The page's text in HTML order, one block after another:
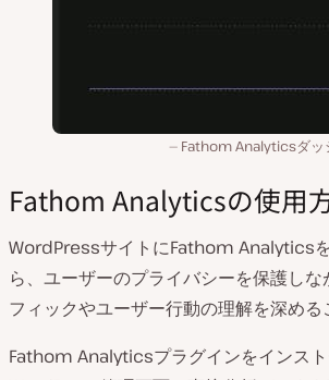
Fathom Analyticsダッ
Fathom Analyticsの使用
WordPressサイトにFathom Analytics
ら、ユーザーのプライバシーを保護し
フィックやユーザー行動の理解を深める
Fathom Analyticsプラグインをインスト